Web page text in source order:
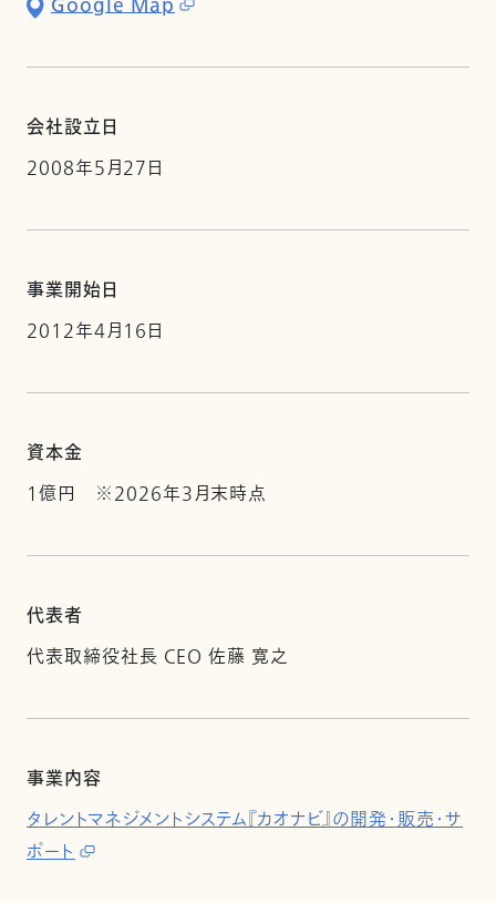
Google Map
会社設立日
2008年5月27日
事業開始日
2012年4月16日
資本金
1億円 ※2026年3月末時点
代表者
代表取締役社長 CEO 佐藤 寛之
事業内容
タレントマネジメントシステム『カオナビ』の開発・販売・サ
ポート